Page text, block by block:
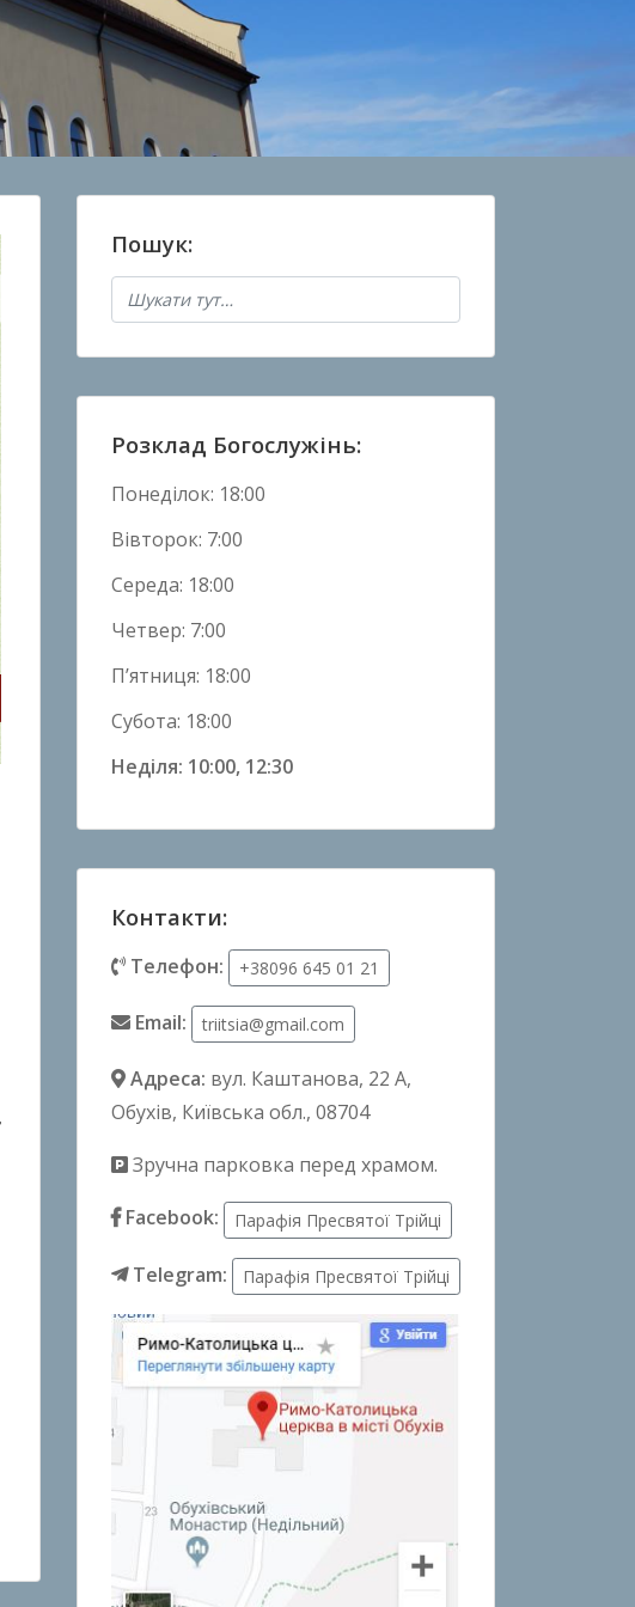
Пошук:
Розклад Богослужінь:
Понеділок: 18:00
Вівторок: 7:00
Середа: 18:00
Четвер: 7:00
П’ятниця: 18:00
Субота: 18:00
Неділя: 10:00, 12:30
Контакти:
Телефон: +38096 645 01 21
Email: triitsia@gmail.com
Адреса: вул. Каштанова, 22 А,
Обухів, Київська обл., 08704
Зручна парковка перед храмом.
Facebook:
Парафія Пресвятої Трійці
Telegram: Парафія Пресвятої Трійці